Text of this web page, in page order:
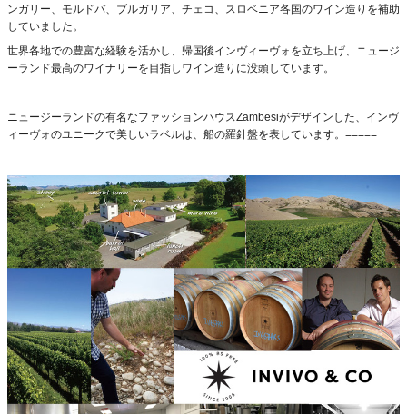
ンガリー、モルドバ、ブルガリア、チェコ、スロベニア各国のワイン造りを補助
していました。
世界各地での豊富な経験を活かし、帰国後インヴィーヴォを立ち上げ、ニュージ
ーランド最高のワイナリーを目指しワイン造りに没頭しています。
ニュージーランドの有名なファッションハウスZambesiがデザインした、インヴ
ィーヴォのユニークで美しいラベルは、船の羅針盤を表しています。=====